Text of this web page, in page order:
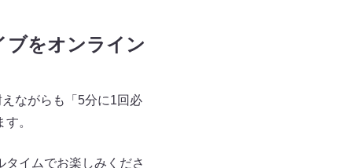
ブをオンライン
ながらも「5分に1回必
。
イムでお楽しみくださ